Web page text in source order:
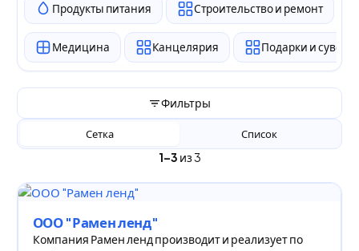
Продукты питания Строительство и ремонт
Медицина Канцелярия Подарки и
Фильтры
1–3 из 3
Сетка Список
ООО "Рамен ленд"
Компания Рамен ленд производит и реализует по